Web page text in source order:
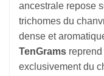
ancestrale repose
trichomes du
dense et
TenGrams
exclusivement du